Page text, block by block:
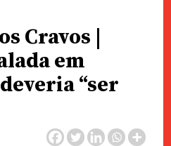
Cravos |
em
“ser